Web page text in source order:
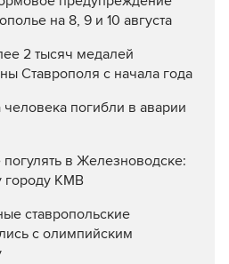
на 8, 9 и 10 августа
2 тысяч медалей
Ставрополя с начала года
погибли в аварии
погулять в Железноводске:
городу КМВ
ставропольские
с олимпийским